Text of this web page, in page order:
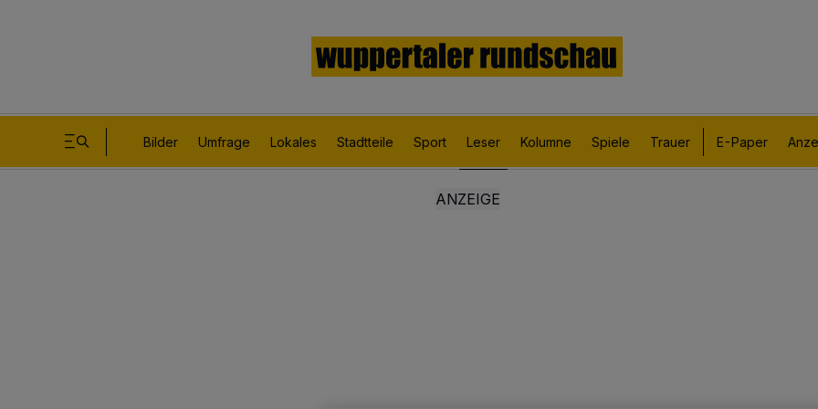
Bilder Umfrage Lokales Stadtteile Sport Leser Kolumne Spiele Trauer E-Paper